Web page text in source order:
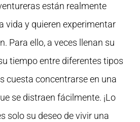
están realmente
vida y quieren experimentar
Para ello, a veces llenan su
tiempo entre diferentes tipos
cuesta concentrarse en una
se distraen fácilmente. ¡Lo
solo su deseo de vivir una